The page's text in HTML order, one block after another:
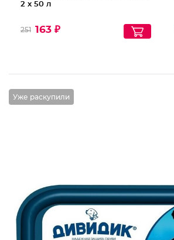
2 х 50 л
251 163 ₽
Уже раскупили